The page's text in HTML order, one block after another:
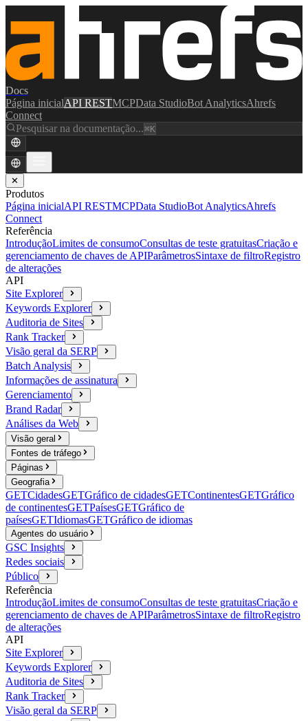
Docs
Página inicialAPI RESTMCPData StudioBot AnalyticsAhrefs
Connect
Pesquisar na documentação...⌘K
✕
Produtos
Página inicialAPI RESTMCPData StudioBot AnalyticsAhrefs
Connect
Referência
IntroduçãoLimites de consumoConsultas de teste gratuitasCriação e
gerenciamento de chaves de APIParâmetrosSintaxe de filtroRegistro
de alterações
API
Site Explorer
Keywords Explorer
Auditoria de Sites
Rank Tracker
Visão geral da SERP
Batch Analysis
Informações de assinatura
Gerenciamento
Brand Radar
Análises da Web
Visão geral
Fontes de tráfego
Páginas
Geografia
GETCidadesGETGráfico de cidadesGETContinentesGETGráfico
de continentesGETPaísesGETGráfico de
paísesGETIdiomasGETGráfico de idiomas
Agentes do usuário
GSC Insights
Redes sociais
Público
Referência
IntroduçãoLimites de consumoConsultas de teste gratuitasCriação e
gerenciamento de chaves de APIParâmetrosSintaxe de filtroRegistro
de alterações
API
Site Explorer
Keywords Explorer
Auditoria de Sites
Rank Tracker
Visão geral da SERP